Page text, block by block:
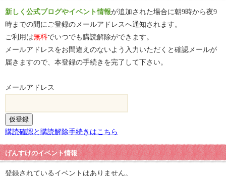
新しく公式ブログやイベント情報が追加された場合に朝9時から夜9
時までの間にご登録のメールアドレスへ通知されます。
ご利用は無料でいつでも購読解除ができます。
メールアドレスをお間違えのないよう入力いただくと確認メールが
届きますので、本登録の手続きを完了して下さい。
メールアドレス
購読確認と購読解除手続きはこちら
げんすけのイベント情報
登録されているイベントはありません。